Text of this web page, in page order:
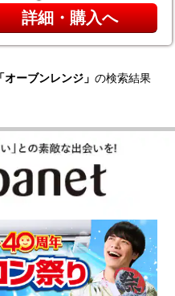
詳細・購入へ
「オーブンレンジ」 の検索結果